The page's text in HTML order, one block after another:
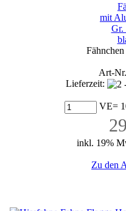
mit
Gr.
Art-
Lieferzeit:
VE=
inkl. 19%
Zu den